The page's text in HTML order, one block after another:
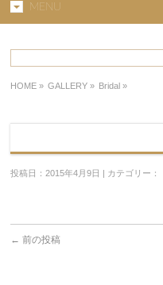
MENU
HOME » GALLERY » Bridal »
投稿日：2015年4月9日 | カテゴリー：
← 前の投稿